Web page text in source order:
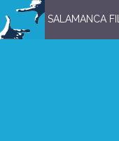
SALAMANCA